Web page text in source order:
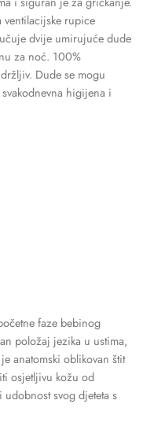
ventilacijske rupice
dvije umirujuće dude
za noć. 100%
Dude se mogu
higijena i
faze bebinog
položaj jezika u ustima,
anatomski oblikovan štit
osjetljivu kožu od
svog djeteta s